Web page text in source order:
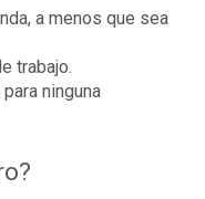
a menos que sea
trabajo.
ninguna